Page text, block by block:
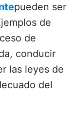
pueden ser
de
de
conducir
las leyes de
del